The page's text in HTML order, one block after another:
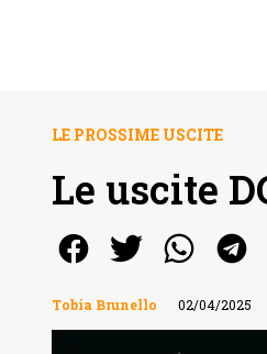
LE PROSSIME USCITE
Le uscite
Tobia Brunello 02/04/2025